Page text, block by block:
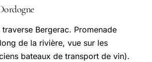
traverse Bergerac. Promenade
de la rivière, vue sur les
bateaux de transport de vin).